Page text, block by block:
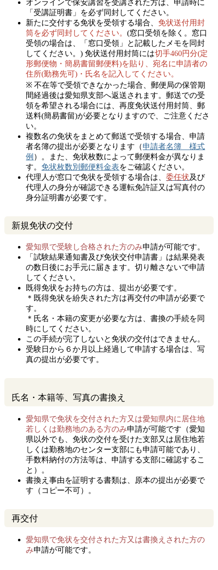
オンラインで保安講習を受講された方は、申請時に
「受講証明書」を必ず同封してください。
新たに交付する免状を受領する場合、 免状送付用封
筒を必ず同封してください。(窓口受領を除く。窓口
受領の場合は、「窓口受領」と記載したメモを同封
してください。) 免状送付用封筒には切手460円分(定
形郵便物・簡易書留郵便料)を貼り、宛名に申請者の
住所(勤務先可)・氏名を記入してください。
※ 不在等で受領できなかった場合、郵便局の保管期
間経過後は愛知県支部へ返送されます。郵送での受
領を希望される場合には、再度免状送付用封筒、郵
送料(簡易書留)が必要となりますので、ご注意くださ
い。
複数名の免状をまとめて郵送で受領する場合、申請
者名簿の提出が必要となります（申請者名簿 様式
例 ）。また、免状枚数によって郵便料金が異なりま
す。 免状枚数別郵便料金表をご確認ください。
代理人が窓口で免状を受領する場合は、委任状及び
代理人の身分が確認できる運転免許証又は写真付の
身分証明書が必要です。
新規免状の交付
愛知県で受験し合格された方のみ申請が可能です。
「試験結果通知書及び免状交付申請書」は結果発表
の数日後にお手元に届きます。切り離さないで申請
してください。
既得免状をお持ちの方は、提出が必要です。
＊既得免状を紛失された方は再交付の申請が必要で
す。
＊氏名・本籍の変更が必要な方は、書換の手続を同
時にしてください。
この手続が完了しないと免状の交付はできません。
受験日から６か月以上経過して申請する場合は、写
真の提出が必要です。
氏名・本籍等、写真の書換え
愛知県で免状を交付された方又は愛知県内に居住地
若しくは勤務地のある方のみ申請が可能です（愛知
県以外でも、免状の交付を受けた支部又は居住地若
しくは勤務地のセンター支部にも申請可能であり、
手数料納付の方法等は、申請する支部に確認するこ
と）。
書換え事由を証明する書類は、原本の提出が必要で
す（コピー不可）。
再交付
愛知県で免状を交付された方又は書換えされた方の
み申請が可能です。